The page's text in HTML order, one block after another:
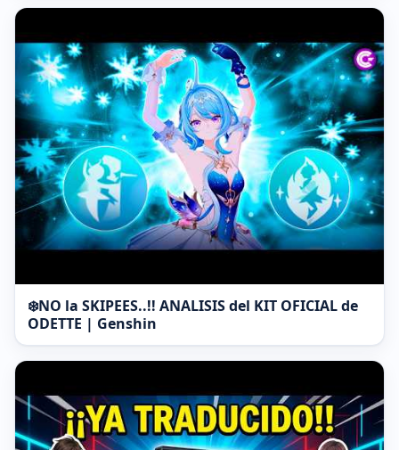
❄️NO la SKIPEES..!! ANALISIS del KIT OFICIAL de
ODETTE | Genshin